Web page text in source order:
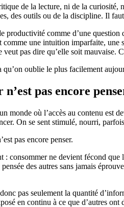
de la lecture, ni de la
des outils ou de la discipline. Il
productivité comme d’une
comme une intuition imparfaite,
veut pas dire qu’elle soit mauvaise.
qu’on oublie le plus facilement
n’est pas encore
monde où l’accès au contenu est
On se sent stimulé, nourri,
pas encore penser.
: consommer ne devient fécond que
des autres sans jamais
pas seulement la quantité
en continu à ce que d’autres